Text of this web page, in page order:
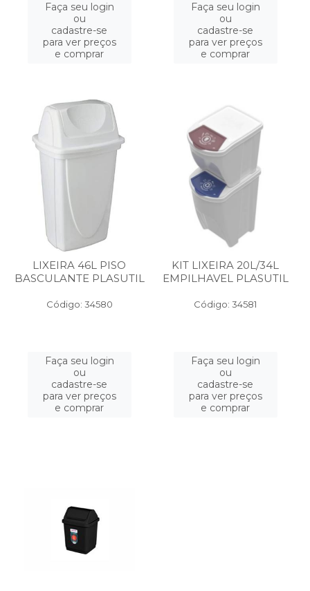
Faça seu login
ou
cadastre-se
para ver preços
e comprar
Faça seu login
ou
cadastre-se
para ver preços
e comprar
LIXEIRA 46L PISO
BASCULANTE PLASUTIL
Código: 34580
Faça seu login
ou
cadastre-se
para ver preços
e comprar
KIT LIXEIRA 20L/34L
EMPILHAVEL PLASUTIL
Código: 34581
Faça seu login
ou
cadastre-se
para ver preços
e comprar